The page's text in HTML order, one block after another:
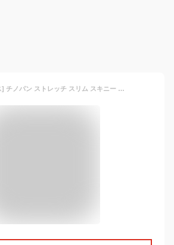
[インプローブス] チノパン ストレッチ スリム スキニー カラーパンツ メンズ ブラック 96560 カジュアル (日本サイズM相当)